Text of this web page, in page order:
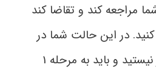
مراجعه کند و تقاضا کند
در این حالت شما در
انتخاب کتاب تاثیرگذار نیستید و باید به مرحله 1